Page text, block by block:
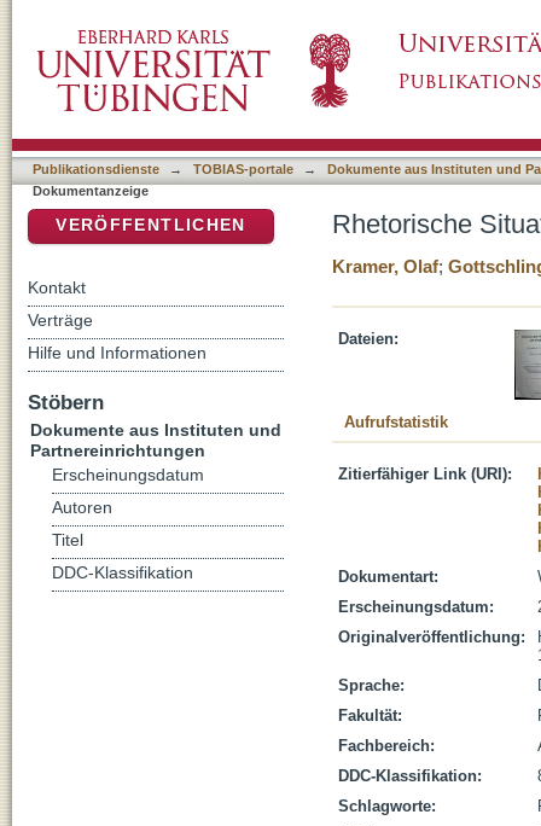
Publikationsdienste → TOBIAS-portale →
Dokumente aus Instituten und
Dokumentanzeige
Rhetorische
Kramer, Olaf;
Dateien:
Aufrufstatistik
Zitierfähiger Link (URI):
Dokumentart:
Erscheinungsdatum:
Originalveröffentlichung:
Sprache:
Fakultät:
Fachbereich:
DDC-Klassifikation:
Schlagworte:
VERÖFFENTLICHEN
Kontakt
Verträge
Hilfe und Informationen
Stöbern
Dokumente aus Instituten und
Partnereinrichtungen
Erscheinungsdatum
Autoren
Titel
DDC-Klassifikation